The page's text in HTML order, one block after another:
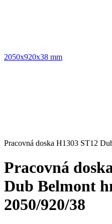
2050x920x38 mm
Pracovná doska H1303 ST12
Pracovná
Dub Belmont
2050/920/38